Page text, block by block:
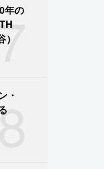
年の
・